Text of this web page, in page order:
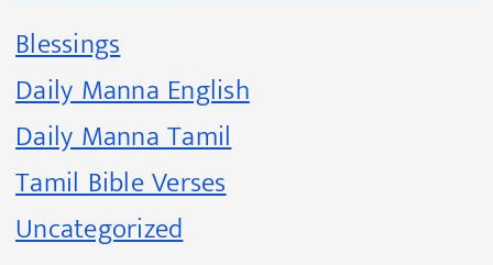
Blessings
Daily Manna English
Daily Manna Tamil
Tamil Bible Verses
Uncategorized